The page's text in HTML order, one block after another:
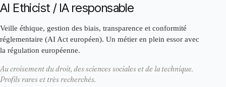
AI Ethicist / IA responsable
Veille éthique, gestion des biais, transparence et conformité
réglementaire (AI Act européen). Un métier en plein essor avec
la régulation européenne.
Au croisement du droit, des sciences sociales et de la technique.
Profils rares et très recherchés.